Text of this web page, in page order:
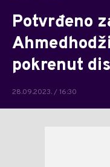
Potvrđeno
pokrenut
28.09.2023. / 16:30